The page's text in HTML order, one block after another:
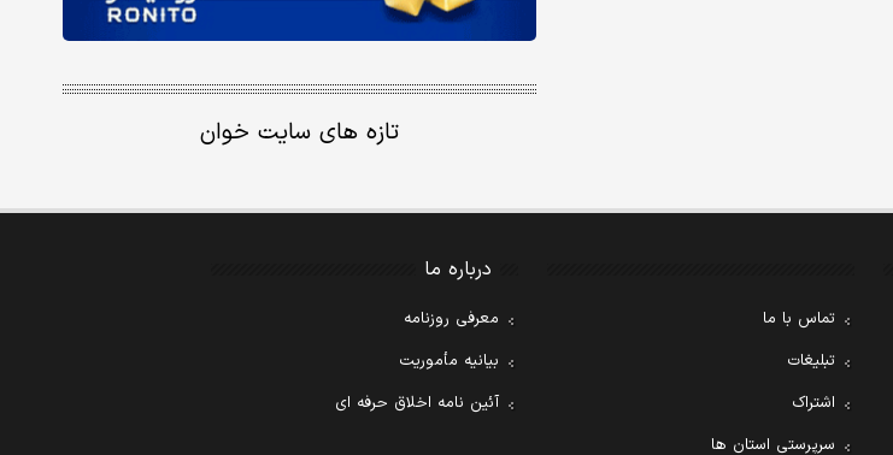
تازه های سایت خوان
تماس با ما
تبلیغات
اشتراک
سرپرستی استان ها
درباره ما
معرفی روزنامه
بیانیه مأموریت
آئین نامه اخلاق حرفه ای